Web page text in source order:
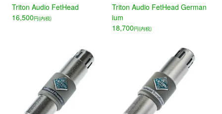
Triton Audio FetHead
16,500円(内税)
Triton Audio FetHead German
ium
18,700円(内税)